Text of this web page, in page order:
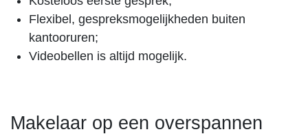
Flexibel, gespreksmogelijkheden buiten
kantooruren;
Videobellen is altijd mogelijk.
Makelaar op een overspannen